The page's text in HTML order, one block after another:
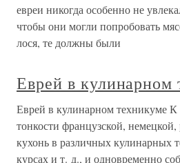
евреи никогда особенно не
чтобы они могли попробовать
лося, те должны были
Еврей в кулинарном
Еврей в кулинарном техникуме
тонкости французской,
кухонь в различных кулинарных
курсах и т. д., и одновременно